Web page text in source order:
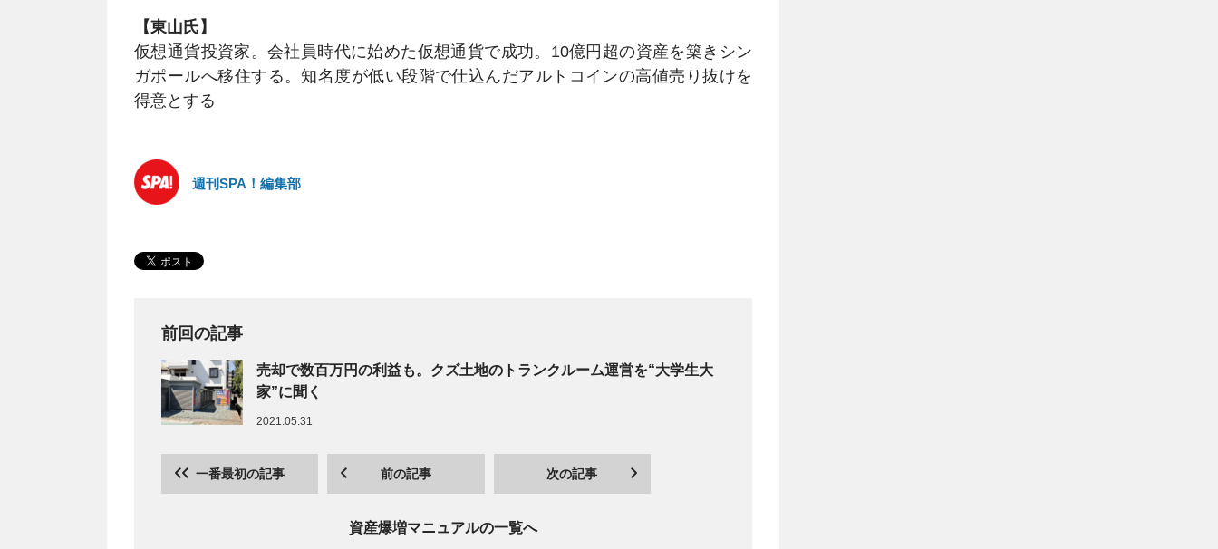
【東山氏】
仮想通貨投資家。会社員時代に始めた仮想通貨で成功。10億円超の資産を築きシン
ガポールへ移住する。知名度が低い段階で仕込んだアルトコインの高値売り抜けを
得意とする
週刊SPA！編集部
前回の記事
売却で数百万円の利益も。クズ土地のトランクルーム運営を“大学生大
家”に聞く
2021.05.31
一番最初の記事 前の記事 次の記事
資産爆増マニュアルの一覧へ